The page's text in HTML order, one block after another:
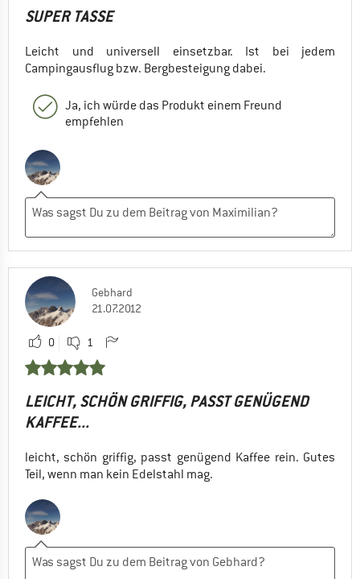
SUPER TASSE
Leicht und universell einsetzbar. Ist bei jedem
Campingausflug bzw. Bergbesteigung dabei.
Ja, ich würde das Produkt einem Freund
empfehlen
Gebhard
21.07.2012
0 1
LEICHT, SCHÖN GRIFFIG, PASST GENÜGEND
KAFFEE...
leicht, schön griffig, passt genügend Kaffee rein. Gutes
Teil, wenn man kein Edelstahl mag.